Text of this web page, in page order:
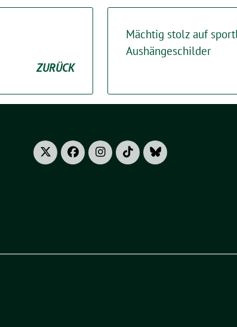
ZURÜCK
Mächtig stolz auf
Aushängeschilder